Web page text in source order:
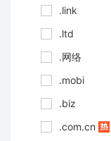
.link
.ltd
.网络
.mobi
.biz
.com.cn